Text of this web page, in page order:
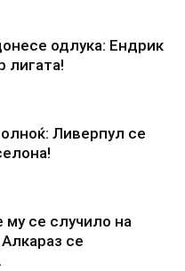
одлука: Ендрик
лигата!
Ливерпул се
му се случило на
се